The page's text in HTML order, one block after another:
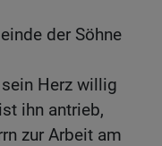
der Söhne
Herz willig
ihn antrieb,
zur Arbeit am